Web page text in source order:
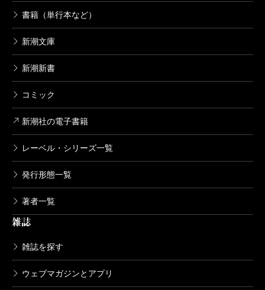
書籍（単行本など）
新潮文庫
新潮新書
コミック
新潮社の電子書籍
レーベル・シリーズ一覧
発行形態一覧
著者一覧
雑誌
雑誌を探す
ウェブマガジンとアプリ